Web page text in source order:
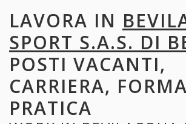
LAVORA IN
SPORT S.A.S. DI
POSTI VACANTI,
CARRIERA,
PRATICA